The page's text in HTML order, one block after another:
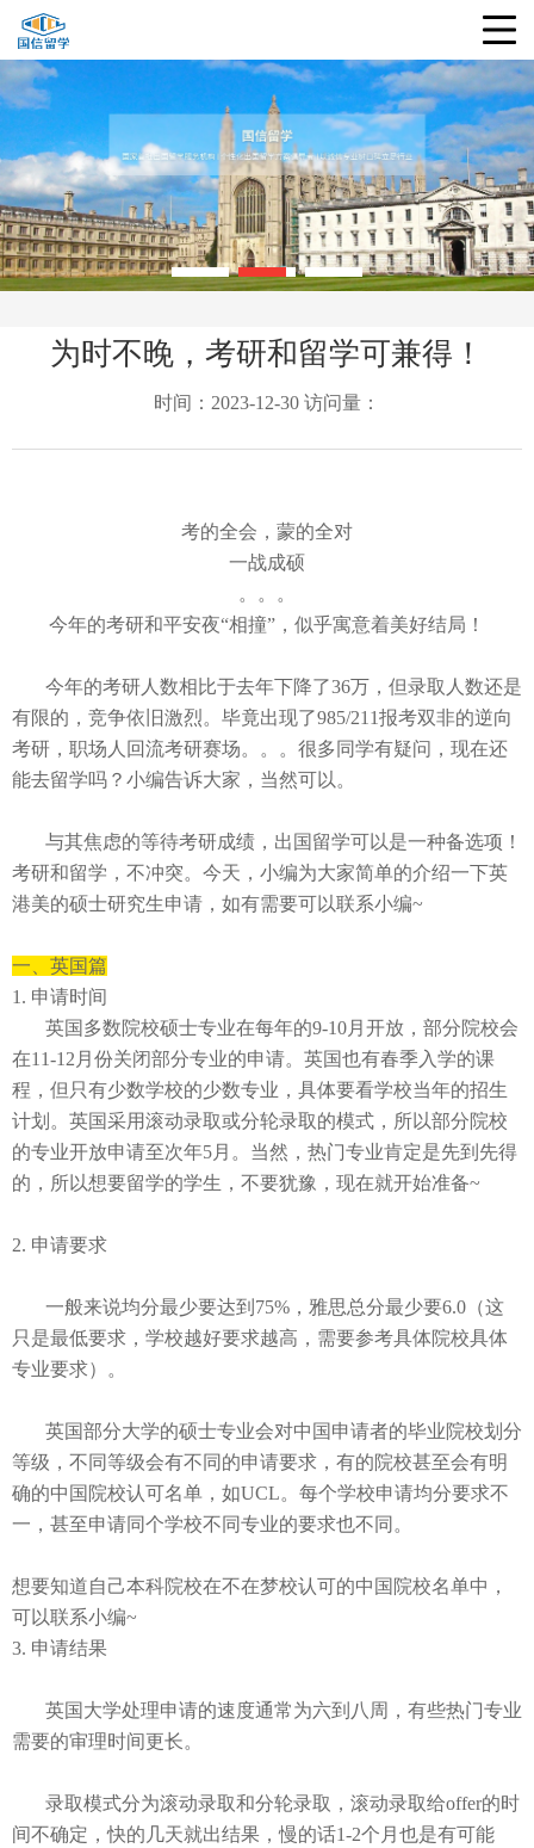
为时不晚，考研和留学可兼得！
时间：2023-12-30 访问量：
考的全会，蒙的全对
一战成硕
。。。
今年的考研和平安夜“相撞”，似乎寓意着美好结局！
今年的考研人数相比于去年下降了36万，但录取人数还是
有限的，竞争依旧激烈。毕竟出现了985/211报考双非的逆向
考研，职场人回流考研赛场。。。很多同学有疑问，现在还
能去留学吗？小编告诉大家，当然可以。
与其焦虑的等待考研成绩，出国留学可以是一种备选项！
考研和留学，不冲突。今天，小编为大家简单的介绍一下英
港美的硕士研究生申请，如有需要可以联系小编~
一、 英国篇
1. 申请时间
英国多数院校硕士专业在每年的9-10月开放 ，部分院校会
在11-12 月份关闭部分专业的申请。英国也有春季入学的课
程，但只有少数学校的少数专业，具体要看学校当年的招生
计划。英国采用滚动录取或分轮录取的模式，所以部分院校
的专业开放申请至次年5月。当然，热门专业肯定是先到先得
的，所以想要留学的学生，不要犹豫，现在就开始准备~
2. 申请要求
一般来说均分最少要达到 75% ，雅思总分最少要6.0 （这
只是最低要求，学校越好要求越高，需要参考具体院校具体
专业要求）。
英国部分大学的硕士专业会对中国申请者的毕业院校划分
等级，不同等级会有不同的申请要求，有的院校甚至会有明
确的中国院校认可名单 ，如UCL。每个学校申请均分要求不
一，甚至申请同个学校不同专业的要求也不同。
想要知道自己本科院校在不在梦校认可的中国院校名单中，
可以联系小编~
3. 申请结果
英国大学处理申请的速度通常为六到八周，有些热门专业
需要的审理时间更长。
录取模式分为滚动录取和分轮录取，滚动录取给offer的时
间不确定，快的 几天就出结果，慢的话1-2个月也是有可能